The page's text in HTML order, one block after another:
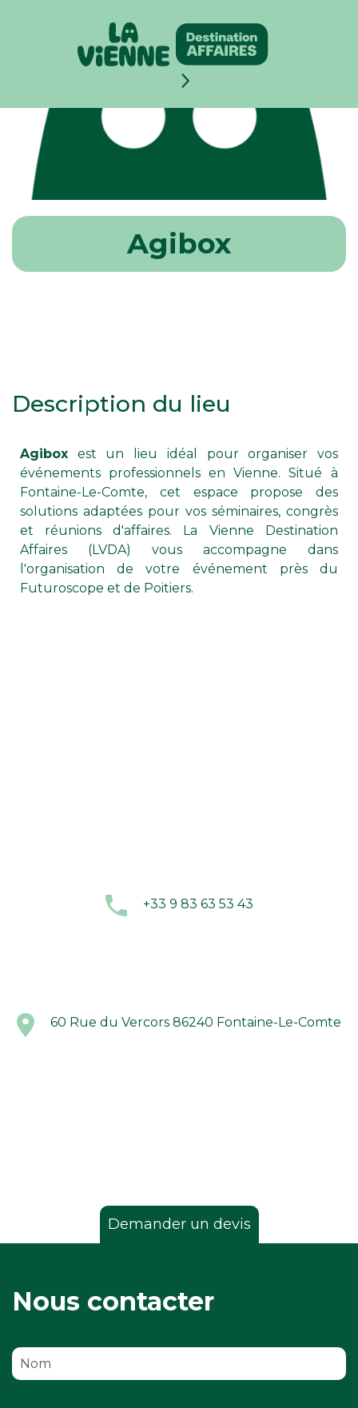
Agibox
Description du lieu
Agibox est un lieu idéal pour organiser vos
événements professionnels en Vienne. Situé à
Fontaine-Le-Comte, cet espace propose des
solutions adaptées pour vos séminaires, congrès
et réunions d'affaires. La Vienne Destination
Affaires (LVDA) vous accompagne dans
l'organisation de votre événement près du
Futuroscope et de Poitiers.
+33 9 83 63 53 43
60 Rue du Vercors 86240 Fontaine-Le-Comte
Demander un devis
Demander un devis
Nous contacter
Panneau de gestion des cookies